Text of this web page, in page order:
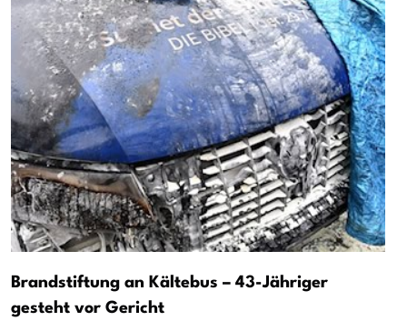
Brandstiftung an Kältebus – 43-Jähriger
gesteht vor Gericht